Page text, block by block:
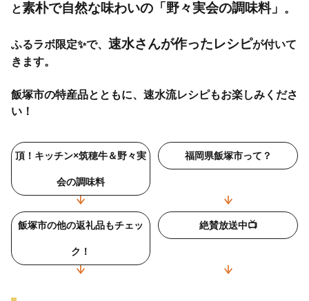
と素朴で自然な味わいの「野々実会の調味料」 。
ふるラボ限定✨で、 速水さんが作ったレシピが付いて
きます。
飯塚市の特産品とともに、速水流レシピもお楽しみくださ
い！
頂！キッチン×筑穂牛＆野々実
会の調味料
福岡県飯塚市って？
飯塚市の他の返礼品もチェッ
ク！
絶賛放送中📺